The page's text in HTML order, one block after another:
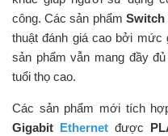
công. Các sản phẩm Switch
thuật đánh giá cao bởi mức
sản phẩm vẫn mang đầy
tuổi thọ cao.
Các sản phẩm mới tích
Gigabit Ethernet được